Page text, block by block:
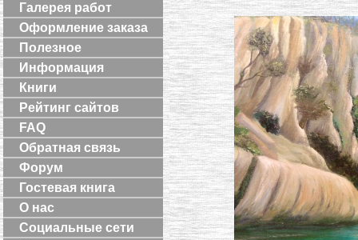
Галерея работ
Оформление заказа
Полезное
Информация
Книги
Рейтинг сайтов
FAQ
Обратная связь
Форум
Гостевая книга
О нас
Социальные сети